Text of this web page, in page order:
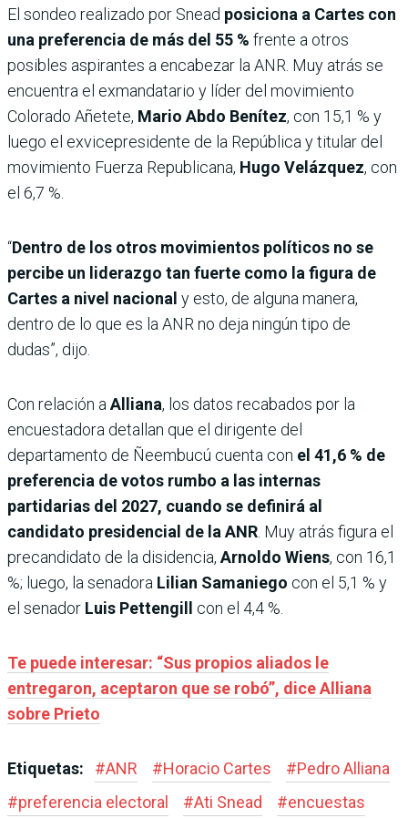
El sondeo realizado por Snead posiciona a Cartes con
una preferencia de más del 55 % frente a otros
posibles aspirantes a encabezar la ANR. Muy atrás se
encuentra el exmandatario y líder del movimiento
Colorado Añetete, Mario Abdo Benítez, con 15,1 % y
luego el exvicepresidente de la República y titular del
movimiento Fuerza Republicana, Hugo Velázquez, con
el 6,7 %.
“Dentro de los otros movimientos políticos no se
percibe un liderazgo tan fuerte como la figura de
Cartes a nivel nacional y esto, de alguna manera,
dentro de lo que es la ANR no deja ningún tipo de
dudas”, dijo.
Con relación a Alliana, los datos recabados por la
encuestadora detallan que el dirigente del
departamento de Ñeembucú cuenta con el 41,6 % de
preferencia de votos rumbo a las internas
partidarias del 2027, cuando se definirá al
candidato presidencial de la ANR . Muy atrás figura el
precandidato de la disidencia, Arnoldo Wiens, con 16,1
%; luego, la senadora Lilian Samaniego con el 5,1 % y
el senador Luis Pettengill con el 4,4 %.
Te puede interesar: “Sus propios aliados le
entregaron, aceptaron que se robó”, dice Alliana
sobre Prieto
Etiquetas: #ANR #Horacio Cartes #Pedro Alliana
#preferencia electoral #Ati Snead #encuestas